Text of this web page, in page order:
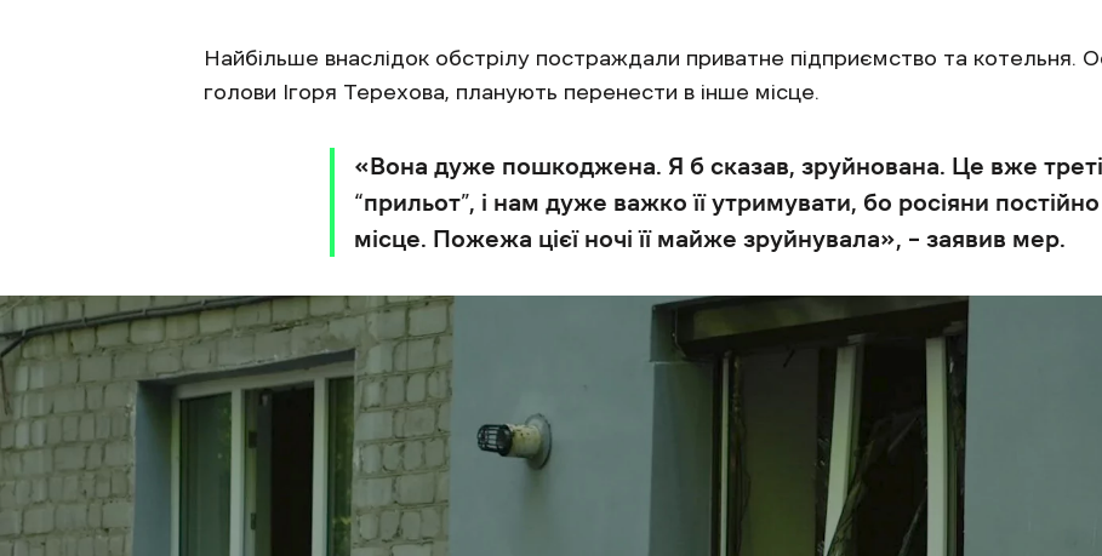
Найбільше внаслідок обстрілу постраждали приватне підприємство та котельня.
голови Ігоря Терехова, планують перенести в інше місце.
«Вона дуже пошкоджена. Я б сказав, зруйнована. Це вже
“прильот”, і нам дуже важко її утримувати, бо росіяни
місце. Пожежа цієї ночі її майже зруйнувала», – заявив мер.